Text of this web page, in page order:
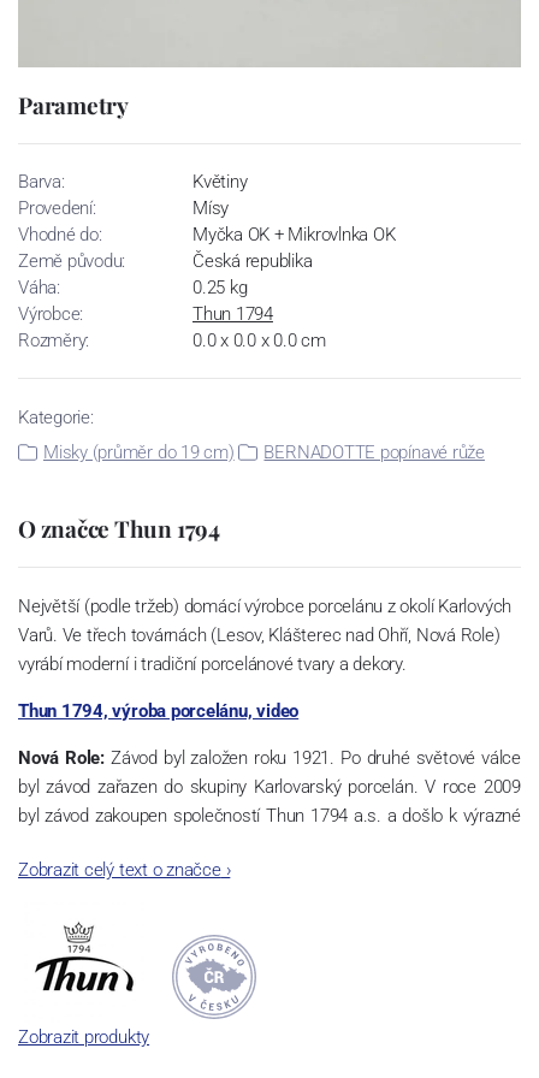
Parametry
Barva:
Květiny
Provedení:
Mísy
Vhodné do:
Myčka OK + Mikrovlnka OK
Země původu:
Česká republika
Váha:
0.25 kg
Výrobce:
Thun 1794
Rozměry:
0.0 x 0.0 x 0.0 cm
Kategorie:
Misky (průměr do 19 cm)
BERNADOTTE popínavé růže
O značce Thun 1794
Největší (podle tržeb) domácí výrobce porcelánu z okolí Karlových
Varů. Ve třech továrnách (Lesov, Klášterec nad Ohří, Nová Role)
vyrábí moderní i tradiční porcelánové tvary a dekory.
Thun 1794, výroba porcelánu, video
Nová Role: Závod byl založen roku 1921. Po druhé světové válce
byl závod zařazen do skupiny Karlovarský porcelán. V roce 2009
byl závod zakoupen společností Thun 1794 a.s. a došlo k výrazné
společnosti a v jejím areálu jsou umístěny i provoz servis a výroba
a ve své výrobě navazuje na více jak 220-letou tradici výroby
porcelánu. Kapacita tohoto závodu je 3.500 - 4.000 tun ročně,
závod je vybaven moderními technologickými zařízeními -
isostatické lisy, tlakové lití, glazovací komplex, rychlovýpalná pec,
komorová pec, vtavná dekorační pec. Závod nabízí své výrobky jak
Zobrazit celý text o značce›
Zobrazit produkty